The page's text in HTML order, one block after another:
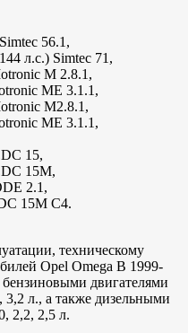
56.1,
л.с.) Simtec 71,
M 2.8.1,
ME 3.1.1,
M2.8.1,
ME 3.1.1,
15,
15M,
2.1,
15M C4.
техническому
Opel Omega B 1999-
двигателями
л., а также дизельными
2,2, 2,5 л.